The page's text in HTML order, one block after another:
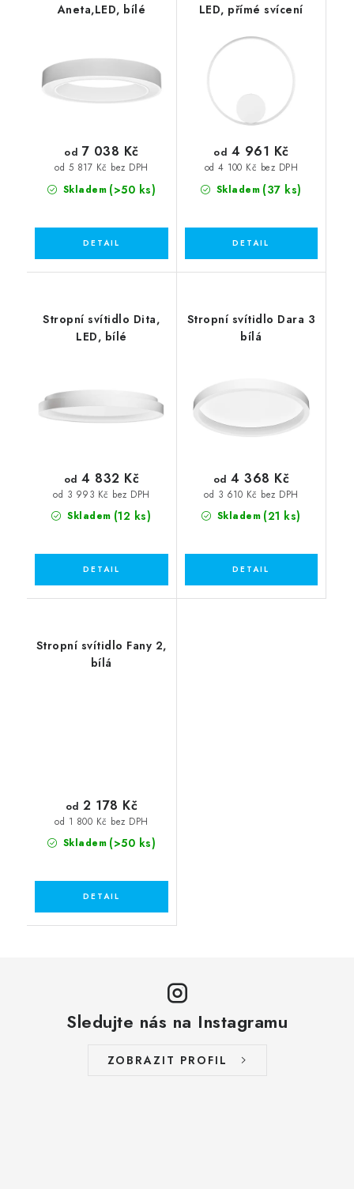
Aneta,LED, bílé
Skladem (>50 ks)
od 5 817 Kč bez DPH
od 7 038 Kč
LED, přímé svícení
Skladem (37 ks)
od 4 100 Kč bez DPH
od 4 961 Kč
Stropní svítidlo Dita,
LED, bílé
Skladem (12 ks)
od 3 993 Kč bez DPH
od 4 832 Kč
Stropní svítidlo Dara 3
bílá
Skladem (21 ks)
od 3 610 Kč bez DPH
od 4 368 Kč
Stropní svítidlo Fany 2,
bílá
Skladem (>50 ks)
od 1 800 Kč bez DPH
od 2 178 Kč
Sledujte nás na Instagramu
ZOBRAZIT PROFIL